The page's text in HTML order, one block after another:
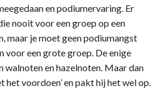
en podiumervaring. Er
nooit voor een groep op een
maar je moet geen podiumangst
voor een grote groep. De enige
walnoten en hazelnoten. Maar dan
het voordoen’ en pakt hij het wel op.